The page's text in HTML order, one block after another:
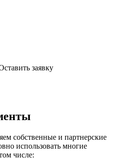
заявку
собственные и партнерские
использовать многие
числе: